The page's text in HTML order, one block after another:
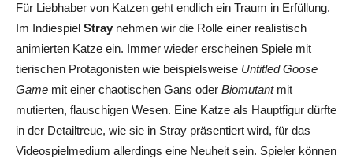
Für Liebhaber von Katzen geht endlich ein Traum in Erfüllung.
Im Indiespiel Stray nehmen wir die Rolle einer realistisch
animierten Katze ein. Immer wieder erscheinen Spiele mit
tierischen Protagonisten wie beispielsweise Untitled Goose
Game mit einer chaotischen Gans oder Biomutantmit
mutierten, flauschigen Wesen. Eine Katze als Hauptfigur dürfte
in der Detailtreue, wie sie in Stray präsentiert wird, für das
Videospielmedium allerdings eine Neuheit sein. Spieler können